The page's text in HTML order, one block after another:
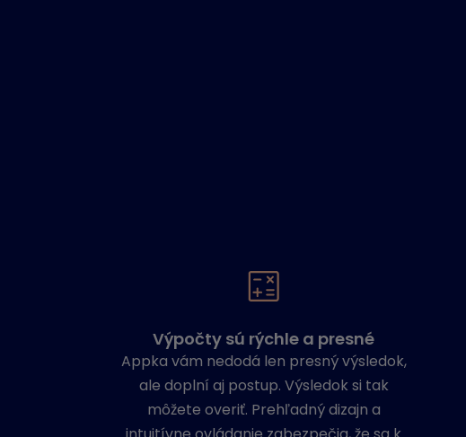
Výpočty sú rýchle a presné
Appka vám nedodá len presný výsledok,
ale doplní aj postup. Výsledok si tak
môžete overiť. Prehľadný dizajn a